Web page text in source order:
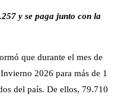
y se paga junto con la
que durante el mes de
2026 para más de 1
del país. De ellos, 79.710